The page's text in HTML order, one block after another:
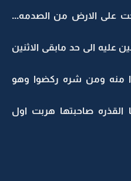
على الارض من الصدمه...
الى حد مابقى الاثنين
منه ومن شره ركضوا وهو
صاحبتها هربت اول